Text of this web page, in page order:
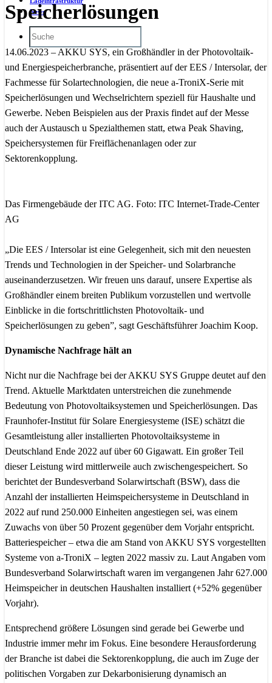
News
Speicherlösungen
14.06.2023 – AKKU SYS, ein Großhändler in der Photovoltaik-
und Energiespeicherbranche, präsentiert auf der EES / Intersolar, der
Fachmesse für Solartechnologien, die neue a-TroniX-Serie mit
Speicherlösungen und Wechselrichtern speziell für Haushalte und
Gewerbe. Neben Beispielen aus der Praxis findet auf der Messe
auch der Austausch u Spezialthemen statt, etwa Peak Shaving,
Speichersystemen für Freiflächenanlagen oder zur
Sektorenkopplung.
Das Firmengebäude der ITC AG. Foto: ITC Internet-Trade-Center
AG
„Die EES / Intersolar ist eine Gelegenheit, sich mit den neuesten
Trends und Technologien in der Speicher- und Solarbranche
auseinanderzusetzen. Wir freuen uns darauf, unsere Expertise als
Großhändler einem breiten Publikum vorzustellen und wertvolle
Einblicke in die fortschrittlichsten Photovoltaik- und
Speicherlösungen zu geben”, sagt Geschäftsführer Joachim Koop.
Dynamische Nachfrage hält an
Nicht nur die Nachfrage bei der AKKU SYS Gruppe deutet auf den
Trend. Aktuelle Marktdaten unterstreichen die zunehmende
Bedeutung von Photovoltaiksystemen und Speicherlösungen. Das
Fraunhofer-Institut für Solare Energiesysteme (ISE) schätzt die
Gesamtleistung aller installierten Photovoltaiksysteme in
Deutschland Ende 2022 auf über 60 Gigawatt. Ein großer Teil
dieser Leistung wird mittlerweile auch zwischengespeichert. So
berichtet der Bundesverband Solarwirtschaft (BSW), dass die
Anzahl der installierten Heimspeichersysteme in Deutschland in
2022 auf rund 250.000 Einheiten angestiegen sei, was einem
Zuwachs von über 50 Prozent gegenüber dem Vorjahr entspricht.
Batteriespeicher – etwa die am Stand von AKKU SYS vorgestellten
Systeme von a-TroniX – legten 2022 massiv zu. Laut Angaben vom
Bundesverband Solarwirtschaft waren im vergangenen Jahr 627.000
Heimspeicher in deutschen Haushalten installiert (+52% gegenüber
Vorjahr).
Entsprechend größere Lösungen sind gerade bei Gewerbe und
Industrie immer mehr im Fokus. Eine besondere Herausforderung
der Branche ist dabei die Sektorenkopplung, die auch im Zuge der
politischen Vorgaben zur Dekarbonisierung dynamisch an